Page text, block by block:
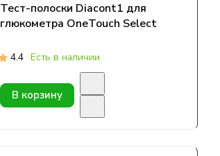
Тест-полоски Diacont1 для
глюкометра OneTouch Select
4.4 Есть в наличии
В корзину